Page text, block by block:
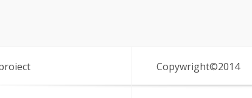
Copywright©2014